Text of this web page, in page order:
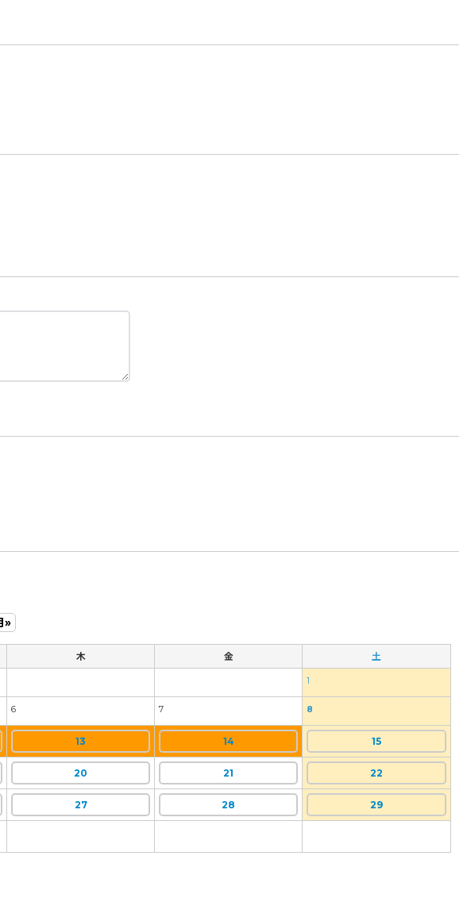
»
木 金 土
1
6 7 8
13 14 15
20 21 22
27 28 29